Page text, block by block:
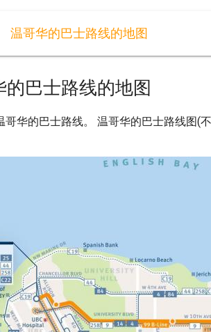
温哥华的巴士路线的地图
的巴士路线的地图
哥华的巴士路线。 温哥华的巴士路线图(